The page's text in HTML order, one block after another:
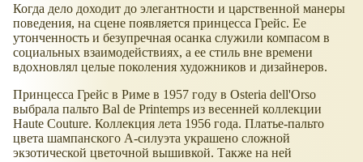
Когда дело доходит до элегантности и царственной манеры
поведения, на сцене появляется принцесса Грейс. Ее
утонченность и безупречная осанка служили компасом в
социальных взаимодействиях, а ее стиль вне времени
вдохновлял целые поколения художников и дизайнеров.
Принцесса Грейс в Риме в 1957 году в Osteria dell'Orso
выбрала пальто Bal de Printemps из весенней коллекции
Haute Couture. Коллекция лета 1956 года. Платье-пальто
цвета шампанского А-силуэта украшено сложной
экзотической цветочной вышивкой. Также на ней